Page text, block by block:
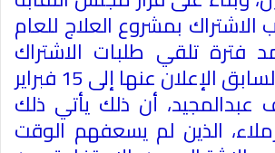
الاشتراك بمشروع العلاج للعام
مد فترة تلقي طلبات الاشتراك
بجميع الآليات السابق الإعلان عنها إلى 15 فبراير
عبدالمجيد، أن ذلك يأتي ذلك
الذين لم يسعفهم الوقت